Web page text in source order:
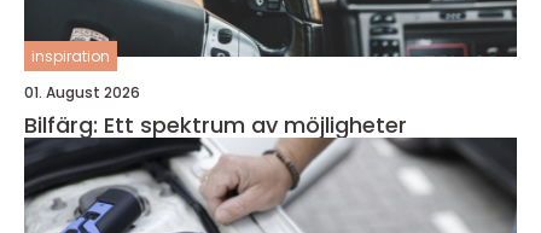
inspiration
01. August 2026
Bilfärg: Ett spektrum av möjligheter